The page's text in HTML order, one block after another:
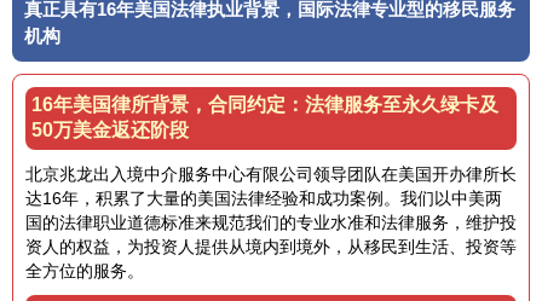
真正具有16年美国法律执业背景，国际法律专业型的移民服务
机构
16年美国律所背景，合同约定：法律服务至永久绿卡及
50万美金返还阶段
北京兆龙出入境中介服务中心有限公司领导团队在美国开办律所长
达16年，积累了大量的美国法律经验和成功案例。我们以中美两
国的法律职业道德标准来规范我们的专业水准和法律服务，维护投
资人的权益，为投资人提供从境内到境外，从移民到生活、投资等
全方位的服务。